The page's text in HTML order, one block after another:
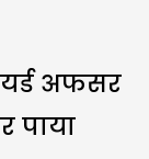
अफसर
पाया